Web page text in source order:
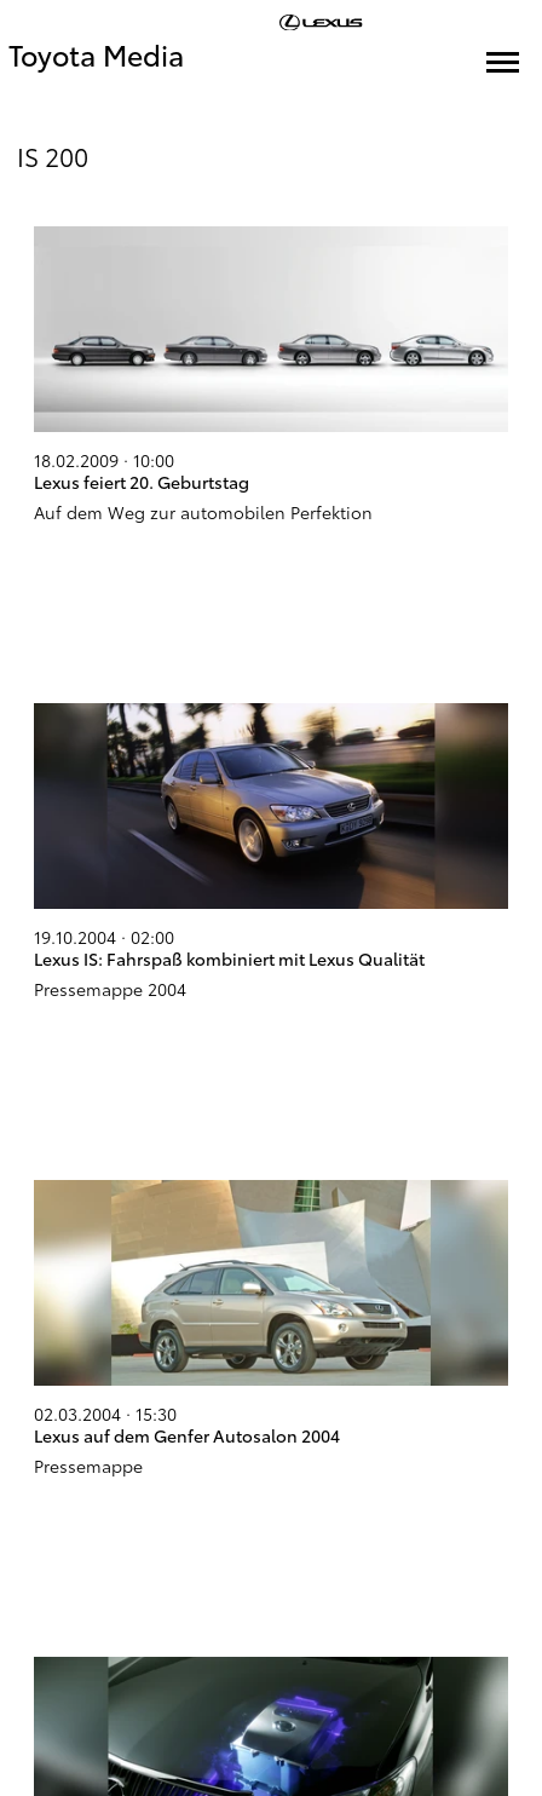
Toyota Media
IS 200
18.02.2009 · 10:00
Lexus feiert 20. Geburtstag
Auf dem Weg zur automobilen Perfektion
19.10.2004 · 02:00
Lexus IS: Fahrspaß kombiniert mit Lexus Qualität
Pressemappe 2004
02.03.2004 · 15:30
Lexus auf dem Genfer Autosalon 2004
Pressemappe